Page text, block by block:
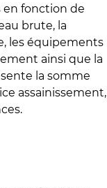
en fonction de
brute, la
les équipements
ainsi que la
la somme
assainissement,